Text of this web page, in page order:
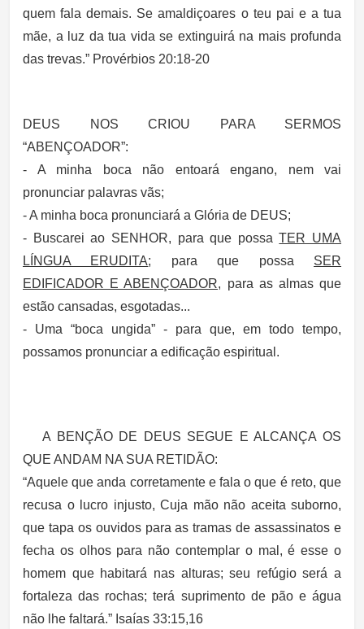
quem fala demais. Se amaldiçoares o teu pai e a tua
mãe, a luz da tua vida se extinguirá na mais profunda
das trevas.” Provérbios 20:18-20
DEUS NOS CRIOU PARA SERMOS
“ABENÇOADOR”:
- A minha boca não entoará engano, nem vai
pronunciar palavras vãs;
- A minha boca pronunciará a Glória de DEUS;
- Buscarei ao SENHOR, para que possaTER UMA
LÍNGUA ERUDITA; para que possa SER
EDIFICADOR E ABENÇOADOR, para as almas que
estão cansadas, esgotadas...
- Uma “boca ungida” - para que, em todo tempo,
possamos pronunciar a edificação espiritual.
A BENÇÃO DE DEUS SEGUE E ALCANÇA OS
QUE ANDAM NA SUA RETIDÃO:
“Aquele que anda corretamente e fala o que é reto, que
recusa o lucro injusto, Cuja mão não aceita suborno,
que tapa os ouvidos para as tramas de assassinatos e
fecha os olhos para não contemplar o mal, é esse o
homem que habitará nas alturas; seu refúgio será a
fortaleza das rochas; terá suprimento de pão e água
não lhe faltará.” Isaías 33:15,16